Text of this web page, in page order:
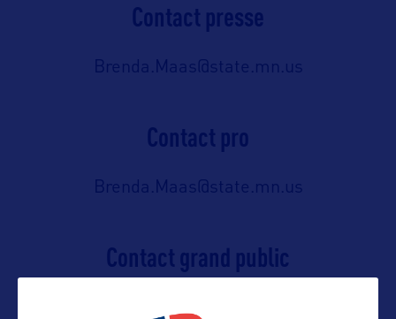
Contact presse
Brenda.Maas@state.mn.us
Contact pro
Brenda.Maas@state.mn.us
Contact grand public
Brenda.Maas@state.mn.us